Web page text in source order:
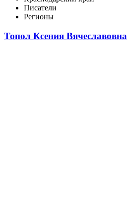
Писатели
Регионы
Топол Ксения Вячеславовна